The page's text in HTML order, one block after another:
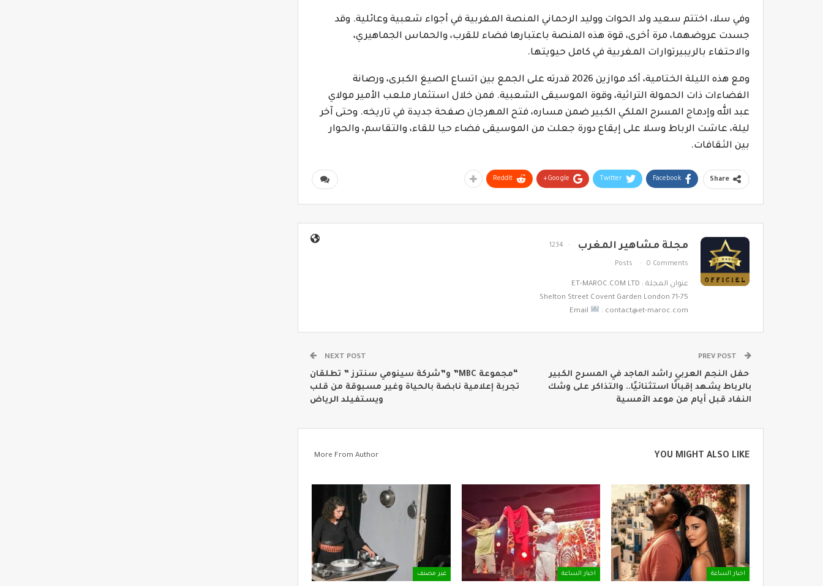
وفي سلا، اختتم سعيد ولد الحوات ووليد الرحماني المنصة المغربية في أجواء شعبية وعائلية. وقد
جسدت عروضهما، مرة أخرى، قوة هذه المنصة باعتبارها فضاء للقرب، والحماس الجماهيري،
والاحتفاء بالريبيرتوارات المغربية في كامل حيويتها.
ومع هذه الليلة الختامية، أكد موازين 2026 قدرته على الجمع بين اتساع الصيغ الكبرى، ورصانة
الفضاءات ذات الحمولة التراثية، وقوة الموسيقى الشعبية. فمن خلال استثمار ملعب الأمير مولاي
عبد الله وإدماج المسرح الملكي الكبير ضمن مساره، فتح المهرجان صفحة جديدة في تاريخه. وحتى آخر
ليلة، عاشت الرباط وسلا على إيقاع دورة جعلت من الموسيقى فضاء حيا للقاء، والتقاسم، والحوار
بين الثقافات.
Share
Facebook
Twitter
Google+
ReddIt
مجلة مشاهير المغرب 1234
Posts 0 Comments
عنوان المجلة : ET-MAROC.COM LTD
71-75 Shelton Street Covent Garden London
Email
: contact@et-maroc.com
⁨ حفل النجم العربي راشد الماجد في المسرح الكبير
بالرباط يشهد إقبالًا استثنائيًا.. والتذاكر على وشك
النفاد قبل أيام من موعد الأمسية
NEXT POST
“مجموعة MBC” و”شركة سينومي سنترز ” تطلقان
تجربة إعلامية نابضة بالحياة وغير مسبوقة من قلب
ويستفيلد الرياض
YOU MIGHT ALSO LIKE
More From Author
اخبار الساعة اخبار الساعة غير مصنف